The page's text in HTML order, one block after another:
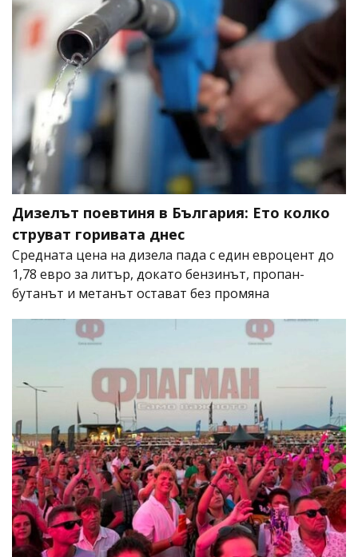
Дизелът поевтиня в България: Ето колко
струват горивата днес
Средната цена на дизела пада с един евроцент до
1,78 евро за литър, докато бензинът, пропан-
бутанът и метанът остават без промяна